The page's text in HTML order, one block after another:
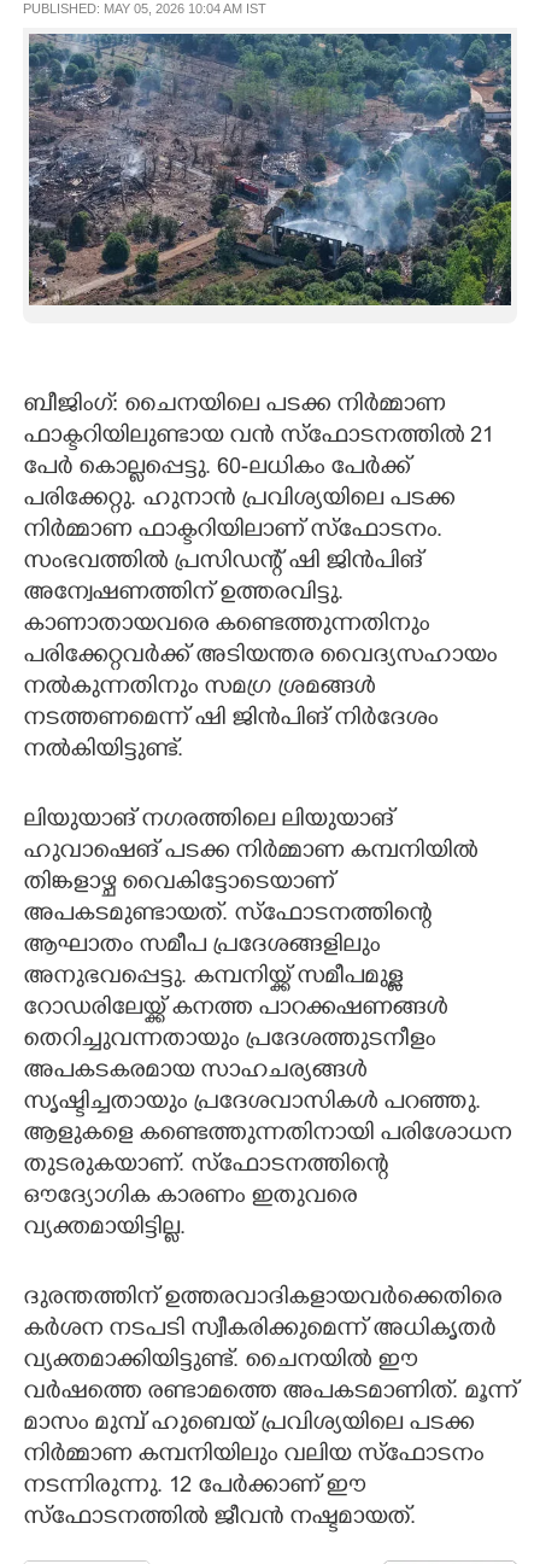
LIFESTYLE
SPIRITUAL
INFO+
ART
ASTRO
LITERATURE
ZOOM
PUBLISHED: MAY 05, 2026 10:04 AM IST
ബീജിംഗ്: ചൈനയിലെ പടക്ക നിർമ്മാണ
ഫാക്ടറിയിലുണ്ടായ വൻ സ്ഫോടനത്തിൽ 21
പേർ കൊല്ലപ്പെട്ടു. 60-ലധികം പേർക്ക്
പരിക്കേറ്റു. ഹുനാൻ പ്രവിശ്യയിലെ പടക്ക
നിർമ്മാണ ഫാക്ടറിയിലാണ് സ്ഫോടനം.
സംഭവത്തിൽ പ്രസിഡന്റ് ഷി ജിൻപിങ്
അന്വേഷണത്തിന് ഉത്തരവിട്ടു.
കാണാതായവരെ കണ്ടെത്തുന്നതിനും
പരിക്കേറ്റവർക്ക് അടിയന്തര വൈദ്യസഹായം
നൽകുന്നതിനും സമഗ്ര ശ്രമങ്ങൾ
നടത്തണമെന്ന് ഷി ജിൻപിങ് നിർദേശം
നൽകിയിട്ടുണ്ട്.
ലിയുയാങ് നഗരത്തിലെ ലിയുയാങ്
ഹുവാഷെങ് പടക്ക നിർമ്മാണ കമ്പനിയിൽ
തിങ്കളാഴ്ച വൈകിട്ടോടെയാണ്
അപകടമുണ്ടായത്. സ്ഫോടനത്തിന്റെ
ആഘാതം സമീപ പ്രദേശങ്ങളിലും
അനുഭവപ്പെട്ടു. കമ്പനിയ്ക്ക് സമീപമുള്ള
റോഡരിലേയ്ക്ക് കനത്ത പാറക്കഷണങ്ങൾ
തെറിച്ചുവന്നതായും പ്രദേശത്തുടനീളം
അപകടകരമായ സാഹചര്യങ്ങൾ
സൃഷ്ടിച്ചതായും പ്രദേശവാസികൾ പറഞ്ഞു.
ആളുകളെ കണ്ടെത്തുന്നതിനായി പരിശോധന
തുടരുകയാണ്. സ്ഫോടനത്തിന്റെ
ഔദ്യോഗിക കാരണം ഇതുവരെ
വ്യക്തമായിട്ടില്ല.
ദുരന്തത്തിന് ഉത്തരവാദികളായവർക്കെതിരെ
കർശന നടപടി സ്വീകരിക്കുമെന്ന് അധികൃതർ
വ്യക്തമാക്കിയിട്ടുണ്ട്. ചൈനയിൽ ഈ
വർഷത്തെ രണ്ടാമത്തെ അപകടമാണിത്. മൂന്ന്
മാസം മുമ്പ് ഹുബെയ് പ്രവിശ്യയിലെ പടക്ക
നിർമ്മാണ കമ്പനിയിലും വലിയ സ്ഫോടനം
നടന്നിരുന്നു. 12 പേർക്കാണ് ഈ
സ്ഫോടനത്തിൽ ജീവൻ നഷ്ടമായത്.